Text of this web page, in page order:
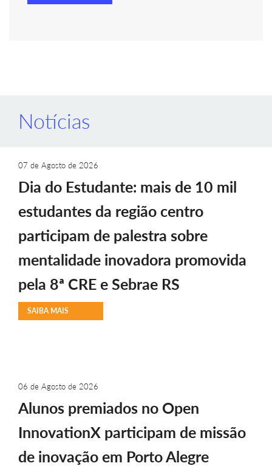
Notícias
07 de Agosto de 2026
Dia do Estudante: mais de 10 mil
estudantes da região centro
participam de palestra sobre
mentalidade inovadora promovida
pela 8ª CRE e Sebrae RS
SAIBA MAIS
06 de Agosto de 2026
Alunos premiados no Open
InnovationX participam de missão
de inovação em Porto Alegre